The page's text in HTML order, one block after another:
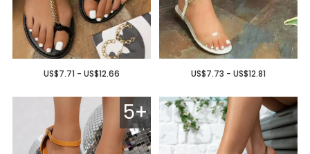
US$7.73 - US$12.81
US$7.71 - US$12.66
5+